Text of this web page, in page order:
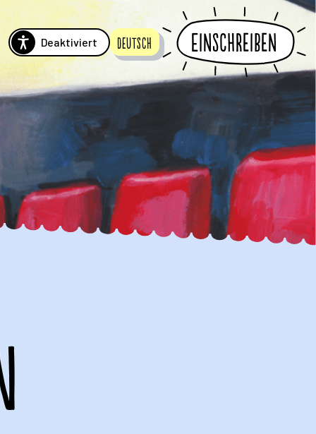
Deaktiviert Deutsch Einschreiben